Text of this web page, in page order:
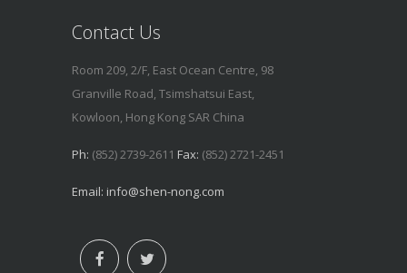
Contact Us
Room 209, 2/F, East Ocean Centre, 98
Granville Road, Tsimshatsui East,
Kowloon, Hong Kong SAR China
Ph: (852) 2739-2611 Fax: (852) 2721-2451
Email: info@shen-nong.com